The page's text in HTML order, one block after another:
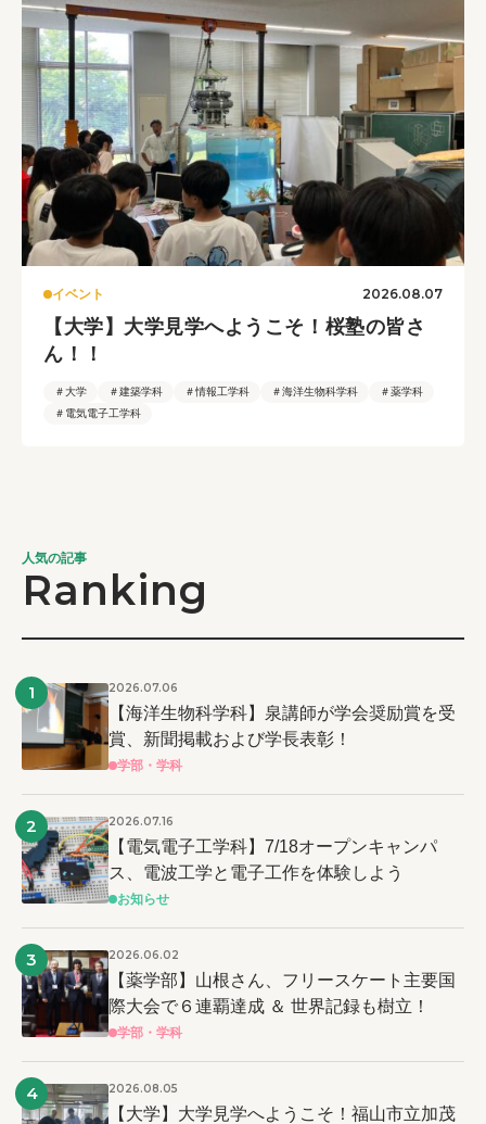
イベント 2026.08.07
【大学】大学見学へようこそ！桜塾の皆さ
ん！！
＃大学 ＃建築学科 ＃情報工学科 ＃海洋生物科学科
＃薬学科
＃電気電子工学科
人気の記事
Ranking
1 2026.07.06
【海洋生物科学科】泉講師が学会奨励賞を受
賞、新聞掲載および学長表彰！
学部・学科
2 2026.07.16
【電気電子工学科】7/18オープンキャンパ
ス、電波工学と電子工作を体験しよう
お知らせ
3 2026.06.02
【薬学部】山根さん、フリースケート主要国
際大会で６連覇達成 ＆ 世界記録も樹立！
学部・学科
4 2026.08.05
【大学】大学見学へようこそ！福山市立加茂